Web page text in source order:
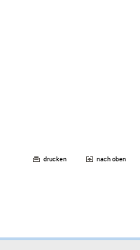
drucken nach oben